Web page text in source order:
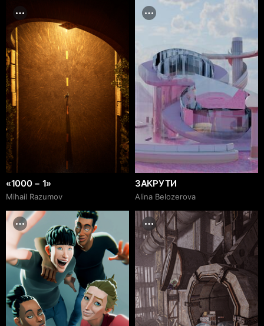
«1000 − 1»
Mihail Razumov
ЗАКРУТИ
Alina Belozerova